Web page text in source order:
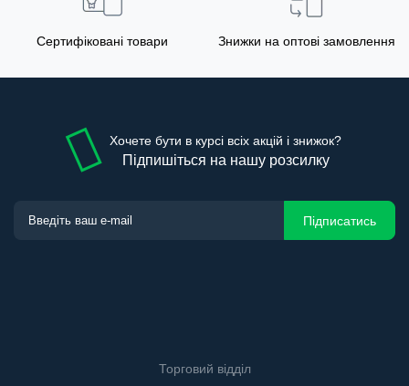
Сертифіковані товари Знижки на оптові замовлення
Хочете бути в курсі всіх акцій і знижок?
Підпишіться на нашу розсилку
Підписатись
Торговий відділ